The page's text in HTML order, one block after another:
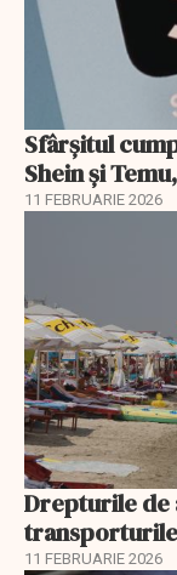
Sfârșitul
Shein și
11 FEBRUARIE 2026
Drepturile de
11 FEBRUARIE 2026